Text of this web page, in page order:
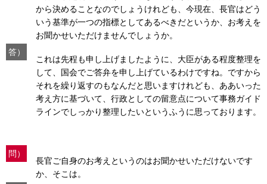
から決めることなのでしょうけれども、今現在、長官はどう
いう基準が一つの指標としてあるべきだというか、お考えを
お聞かせいただけませんでしょうか。
答）
これは先程も申し上げましたように、大臣がある程度整理を
して、国会でご答弁を申し上げているわけですね。ですから
それを繰り返すのもなんだと思いますけれども、ああいった
考え方に基づいて、行政としての留意点について事務ガイド
ラインでしっかり整理したいというふうに思っております。
問）
長官ご自身のお考えというのはお聞かせいただけないです
か、そこは。